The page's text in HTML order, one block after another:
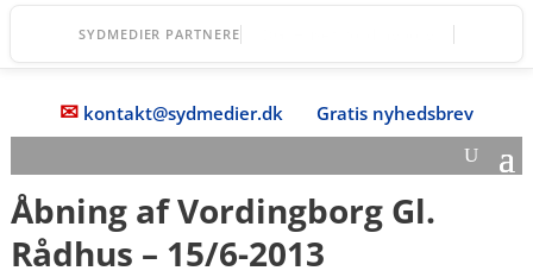
SYDMEDIER PARTNERE
✉ kontakt@sydmedier.dk Gratis nyhedsbrev
Åbning af Vordingborg Gl.
Rådhus – 15/6-2013